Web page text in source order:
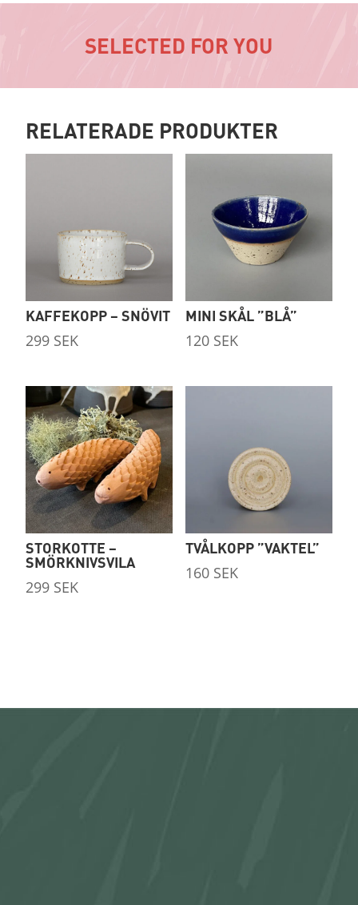
SELECTED FOR YOU
RELATERADE PRODUKTER
KAFFEKOPP – SNÖVIT
299 SEK
MINI SKÅL ”BLÅ”
120 SEK
STORKOTTE –
SMÖRKNIVSVILA
299 SEK
TVÅLKOPP ”VAKTEL”
160 SEK